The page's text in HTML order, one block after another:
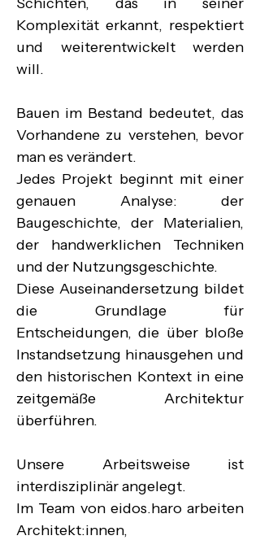
Komplexität erkannt, respektiert
und weiterentwickelt werden
will.
Bauen im Bestand bedeutet, das
Vorhandene zu verstehen, bevor
man es verändert.
Jedes Projekt beginnt mit einer
genauen Analyse: der
Baugeschichte, der Materialien,
der handwerklichen Techniken
und der Nutzungsgeschichte.
Diese Auseinandersetzung bildet
die Grundlage für
Entscheidungen, die über bloße
Instandsetzung hinausgehen und
den historischen Kontext in eine
zeitgemäße Architektur
überführen.
Unsere Arbeitsweise ist
interdisziplinär angelegt.
Im Team von eidos.haro arbeiten
Architekt:innen,